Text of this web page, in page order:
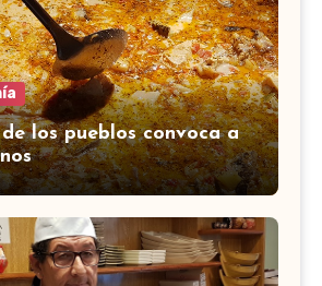
los pueblos convoca a